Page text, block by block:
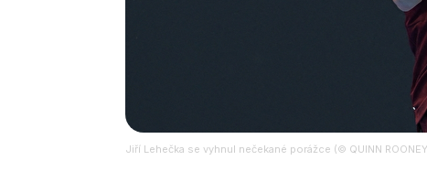
Jiří Lehečka se vyhnul nečekané porážce (© QUINN